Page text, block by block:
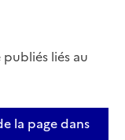
liés au
la page dans